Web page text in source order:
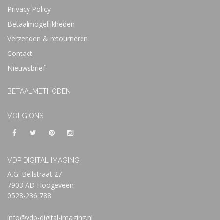
Privacy Policy
Betaalmogelijkheden
Verzenden & retourneren
Contact
Nieuwsbrief
BETAALMETHODEN
VOLG ONS
VDP DIGITAL IMAGING
A.G. Bellstraat 27
7903 AD Hoogeveen
0528-236 788
info@vdp-digital-imaging.nl